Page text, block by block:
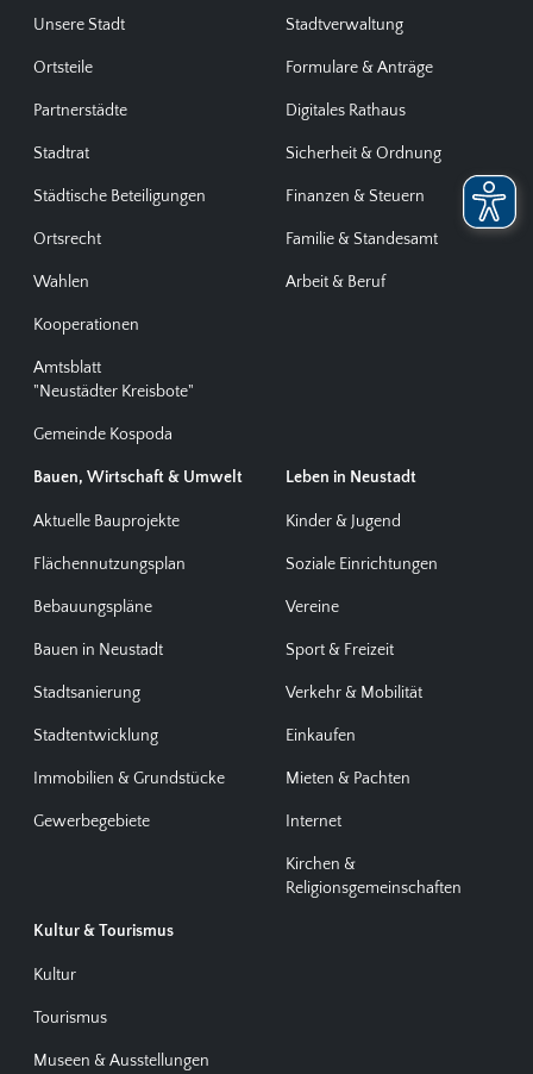
Unsere Stadt
Ortsteile
Partnerstädte
Stadtrat
Städtische Beteiligungen
Ortsrecht
Wahlen
Kooperationen
Amtsblatt
"Neustädter Kreisbote"
Gemeinde Kospoda
Stadtverwaltung
Formulare & Anträge
Digitales Rathaus
Sicherheit & Ordnung
Finanzen & Steuern
Familie & Standesamt
Arbeit & Beruf
Bauen, Wirtschaft & Umwelt
Aktuelle Bauprojekte
Flächennutzungsplan
Bebauungspläne
Bauen in Neustadt
Stadtsanierung
Stadtentwicklung
Immobilien & Grundstücke
Gewerbegebiete
Leben in Neustadt
Kinder & Jugend
Soziale Einrichtungen
Vereine
Sport & Freizeit
Verkehr & Mobilität
Einkaufen
Mieten & Pachten
Internet
Kirchen &
Religionsgemeinschaften
Kultur & Tourismus
Kultur
Tourismus
Museen & Ausstellungen